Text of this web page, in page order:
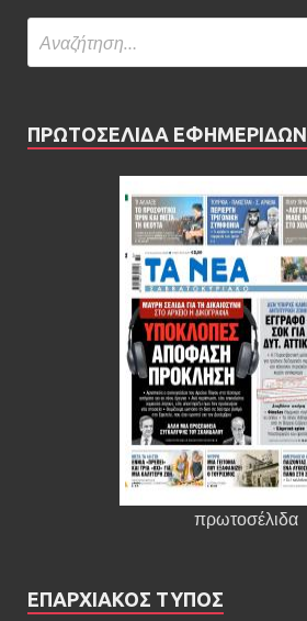
ΠΡΩΤΟΣΕΛΙΔΑ ΕΦΗΜΕΡΙΔΩΝ
πρωτοσέλιδα
ΕΠΑΡΧΙΑΚΟΣ ΤΥΠΟΣ